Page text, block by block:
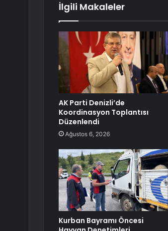
İlgili Makaleler
AK Parti Denizli’de
Koordinasyon Toplantısı
Düzenlendi
Ağustos 6, 2026
Kurban Bayramı Öncesi